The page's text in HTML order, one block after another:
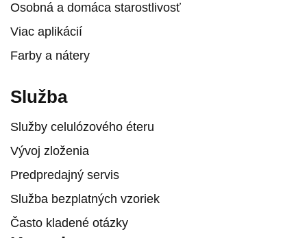
Osobná a domáca starostlivosť
Viac aplikácií
Farby a nátery
Služba
Služby celulózového éteru
Vývoj zloženia
Predpredajný servis
Služba bezplatných vzoriek
Často kladené otázky